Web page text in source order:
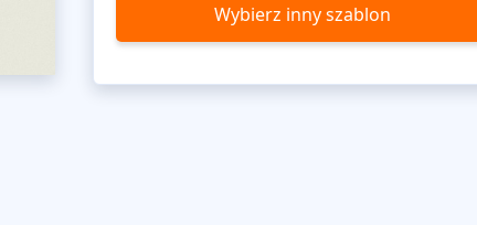
Wybierz inny szablon